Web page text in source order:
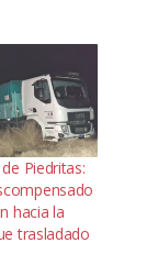
Piedritas:
hacia la
trasladado